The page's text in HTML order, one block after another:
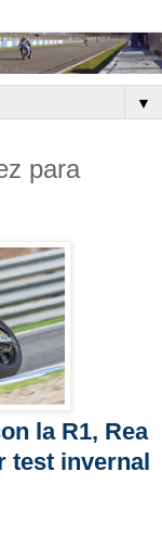
▼
para
la R1, Rea
test invernal